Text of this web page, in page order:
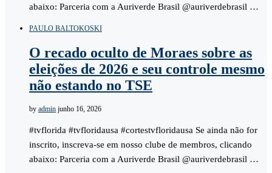
abaixo: Parceria com a Auriverde Brasil @auriverdebrasil …
PAULO BALTOKOSKI
O recado oculto de Moraes sobre as
eleições de 2026 e seu controle mesmo
não estando no TSE
by admin junho 16, 2026
#tvflorida #tvfloridausa #cortestvfloridausa Se ainda não for
inscrito, inscreva-se em nosso clube de membros, clicando
abaixo: Parceria com a Auriverde Brasil @auriverdebrasil …